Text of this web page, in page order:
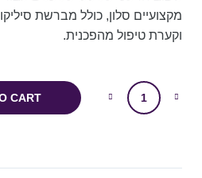
מקצועיים סלון, כולל מברשת
וקערת טיפול מהפכנית.
CART